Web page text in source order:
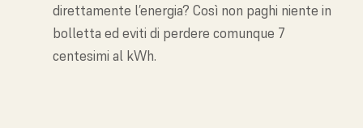
direttamente l’energia? Così non paghi niente in
bolletta ed eviti di perdere comunque 7
centesimi al kWh.